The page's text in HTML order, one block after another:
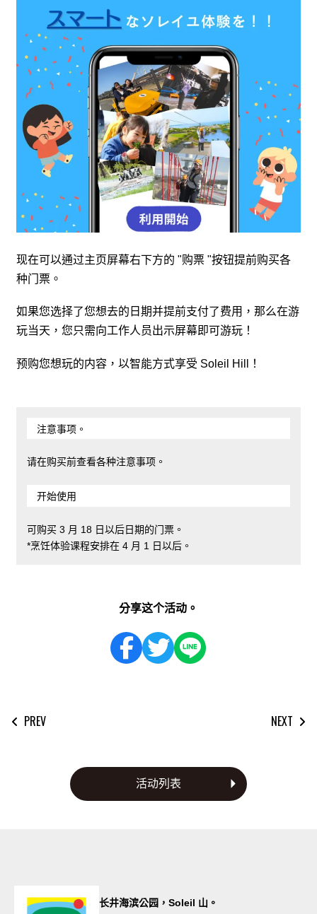
现在可以通过主页屏幕右下方的 "购票 "按钮提前购买各
种门票。
如果您选择了您想去的日期并提前支付了费用，那么在游
玩当天，您只需向工作人员出示屏幕即可游玩！
预购您想玩的内容，以智能方式享受 Soleil Hill！
注意事项。
请在购买前查看各种注意事项。
开始使用
可购买 3 月 18 日以后日期的门票。
*烹饪体验课程安排在 4 月 1 日以后。
分享这个活动。
PREV NEXT
活动列表
长井海滨公园，Soleil 山。